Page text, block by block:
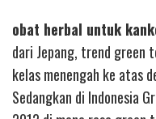
obat herbal untuk
dari Jepang, trend green
kelas menengah ke atas
Sedangkan di Indonesia